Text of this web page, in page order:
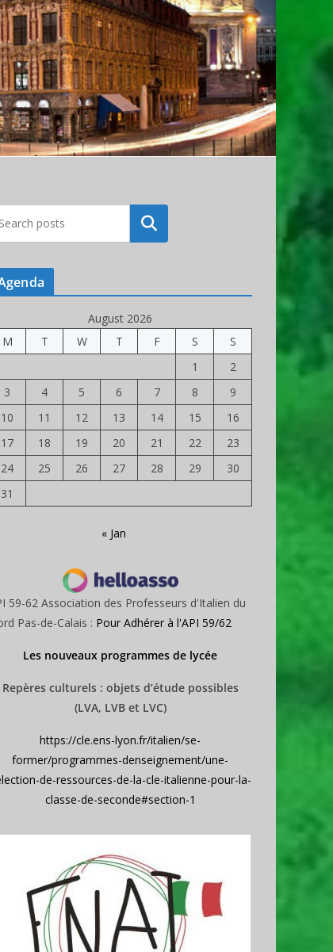
Rechercher
August 2026
M
T W T F S
S
1
2
3
4 5 6 7 8
9
10
11 12 13 14 15
16
17
18 19 20 21 22
23
24
25 26 27 28 29
30
31
« Jan
59-62 Association des Professeurs d'Italien du
Pas-de-Calais : Pour Adhérer à l'API 59/62
Les nouveaux programmes de lycée
Repères culturels : objets d’étude possibles
(LVA, LVB et LVC)
https://cle.ens-lyon.fr/italien/se-
former/programmes-denseignement/une-
de-ressources-de-la-cle-italienne-pour-la-
classe-de-seconde#section-1